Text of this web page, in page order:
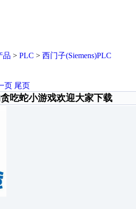
品 > PLC > 西门子(Siemens)PLC
页 尾页
吃蛇小游戏欢迎大家下载